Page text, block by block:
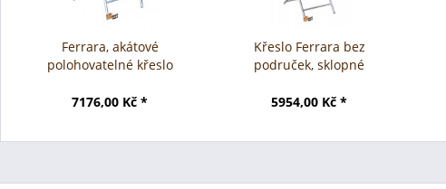
Ferrara, akátové
polohovatelné křeslo
7176,00 Kč *
Křeslo Ferrara bez
područek, sklopné
5954,00 Kč *